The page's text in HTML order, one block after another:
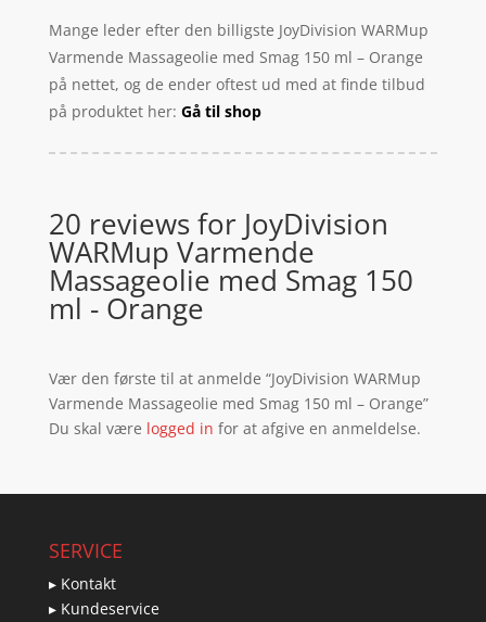
Mange leder efter den billigste JoyDivision WARMup
Varmende Massageolie med Smag 150 ml – Orange
på nettet, og de ender oftest ud med at finde tilbud
på produktet her: Gå til shop
20 reviews for JoyDivision
WARMup Varmende
Massageolie med Smag 150
ml - Orange
Vær den første til at anmelde “JoyDivision WARMup
Varmende Massageolie med Smag 150 ml – Orange”
Du skal være logged in for at afgive en anmeldelse.
SERVICE
▸ Kontakt
▸ Kundeservice